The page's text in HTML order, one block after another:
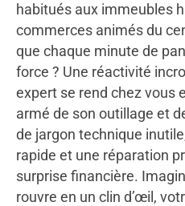
habitués aux immeubles
commerces animés du
que chaque minute de
force ? Une réactivité
expert se rend chez vous
armé de son outillage et
de jargon technique
rapide et une réparation
surprise financière.
rouvre en un clin d’œil,